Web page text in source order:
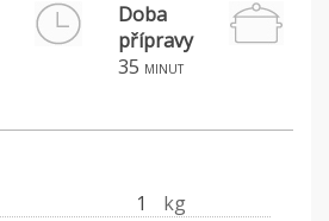
Doba
přípravy
35 minut
1
kg